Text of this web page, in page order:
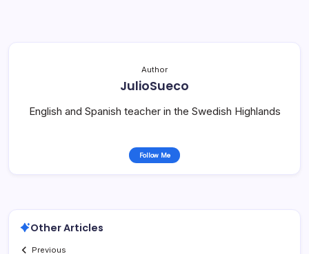
Author
JulioSueco
English and Spanish teacher in the Swedish Highlands
Follow Me
Other Articles
Previous